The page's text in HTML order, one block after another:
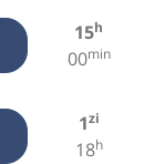
15h
00min
1zi
18h